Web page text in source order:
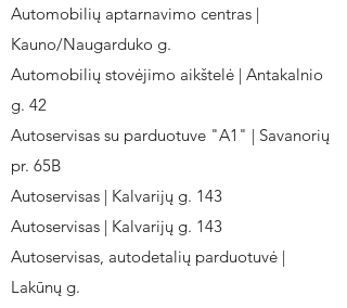
Automobilių aptarnavimo centras |
Kauno/Naugarduko g.
Automobilių stovėjimo aikštelė | Antakalnio
g. 42
Autoservisas su parduotuve "A1" | Savanorių
pr. 65B
Autoservisas | Kalvarijų g. 143
Autoservisas | Kalvarijų g. 143
Autoservisas, autodetalių parduotuvė |
Lakūnų g.